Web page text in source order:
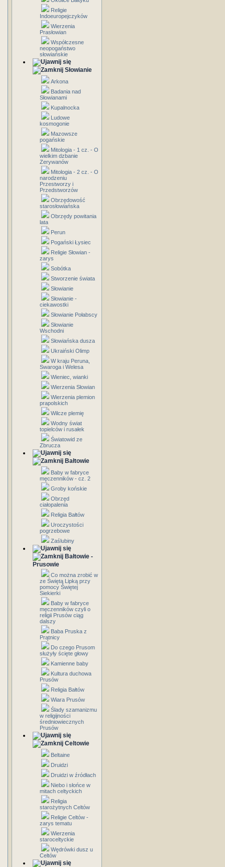
Religie
Indoeuropejczyków
Wierzenia
Prasłowian
Współczesne
neopogaństwo
słowiańskie
Słowianie
Arkona
Badania nad
Słowianami
Kupalnocka
Ludowe
kosmogonie
Mazowsze
pogańskie
Mitologia - 1 cz. - O
wielkim dzbanie
Zerywanów
Mitologia - 2 cz. - O
narodzeniu
Przestworzy i
Przedstworzów
Obrzędowość
starosłowiańska
Obrzędy powitania
lata
Perun
Pogański Łysiec
Religie Słowian -
zarys
Sobótka
Stworzenie świata
Słowianie
Słowianie -
ciekawostki
Słowianie Połabscy
Słowianie
Wschodni
Słowiańska dusza
Ukraiński Olimp
W kraju Peruna,
Swaroga i Welesa
Wieniec, wianki
Wierzenia Słowian
Wierzenia plemion
prapolskich
Wilcze plemię
Wodny świat
topielców i rusałek
Światowid ze
Zbrucza
Bałtowie
Baby w fabryce
męczenników - cz. 2
Groby końskie
Obrzęd
ciałopalenia
Religia Bałtów
Uroczystości
pogrzebowe
Zaślubiny
Bałtowie -
Prusowie
Co można zrobić w
ze Świętą Lipką przy
pomocy Świętej
Siekierki
Baby w fabryce
męczenników czyli o
religii Prusów ciąg
dalszy
Baba Pruska z
Prątnicy
Do czego Prusom
służyły ścięte głowy
Kamienne baby
Kultura duchowa
Prusów
Religia Bałtów
Wiara Prusów
Ślady szamanizmu
w religijności
średniowiecznych
Prusów
Celtowie
Beltaine
Druidzi
Druidzi w źródłach
Niebo i słońce w
mitach celtyckich
Religia
starożytnych Celtów
Religie Celtów -
zarys tematu
Wierzenia
staroceltyckie
Wędrówki dusz u
Celtów